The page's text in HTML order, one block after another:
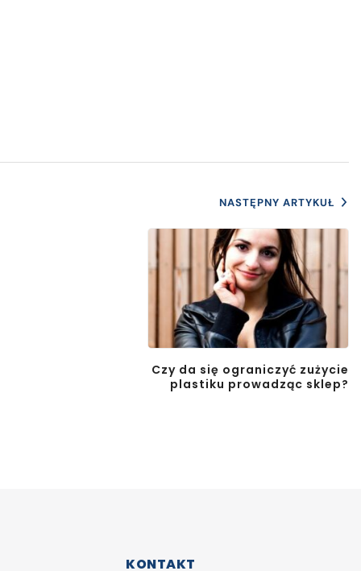
NASTĘPNY ARTYKUŁ
Czy da się ograniczyć zużycie
plastiku prowadząc sklep?
KONTAKT